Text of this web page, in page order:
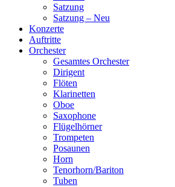
Satzung
Satzung – Neu
Konzerte
Auftritte
Orchester
Gesamtes Orchester
Dirigent
Flöten
Klarinetten
Oboe
Saxophone
Flügelhörner
Trompeten
Posaunen
Horn
Tenorhorn/Bariton
Tuben